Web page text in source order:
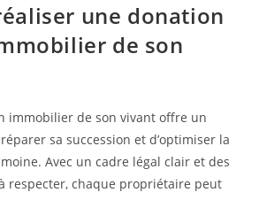
une donation
de son
immobilier de son vivant offre un
sa succession et d’optimiser la
Avec un cadre légal clair et des
respecter, chaque propriétaire peut